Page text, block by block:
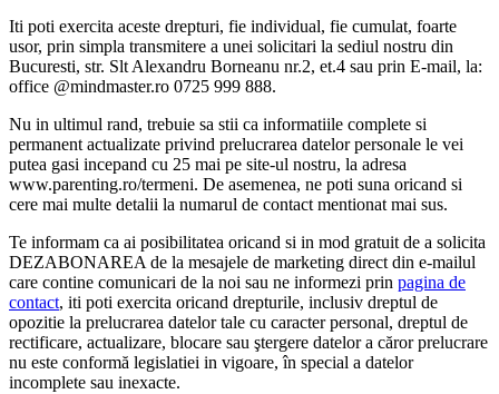
Iti poti exercita aceste drepturi, fie individual, fie cumulat, foarte
usor, prin simpla transmitere a unei solicitari la sediul nostru din
Bucuresti, str. Slt Alexandru Borneanu nr.2, et.4 sau prin E-mail, la:
office @mindmaster.ro 0725 999 888.
Nu in ultimul rand, trebuie sa stii ca informatiile complete si
permanent actualizate privind prelucrarea datelor personale le vei
putea gasi incepand cu 25 mai pe site-ul nostru, la adresa
www.parenting.ro/termeni. De asemenea, ne poti suna oricand si
cere mai multe detalii la numarul de contact mentionat mai sus.
Te informam ca ai posibilitatea oricand si in mod gratuit de a solicita
DEZABONAREA de la mesajele de marketing direct din e-mailul
care contine comunicari de la noi sau ne informezi prin pagina de
contact, iti poti exercita oricand drepturile, inclusiv dreptul de
opozitie la prelucrarea datelor tale cu caracter personal, dreptul de
rectificare, actualizare, blocare sau ştergere datelor a căror prelucrare
nu este conformă legislatiei in vigoare, în special a datelor
incomplete sau inexacte.